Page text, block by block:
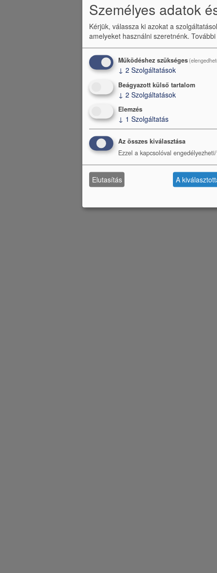
Személyes adatok
Kérjük, válassza ki azokat a
amelyeket használni szeretnénk.
Működéshez szükséges
↓ 2 Szolgáltatások
Beágyazott külső tartalom
↓ 2 Szolgáltatások
Elemzés
↓ 1 Szolgáltatás
Az összes kiválasztása
Ezzel a kapcsolóval
Elutasítás A